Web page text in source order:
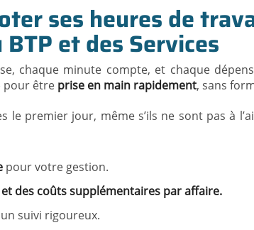
ses heures de
et des Services
chaque minute compte, et chaque
pour être prise en main rapidement, sans
le premier jour, même s’ils ne sont pas à
pour votre gestion.
des coûts supplémentaires par affaire.
suivi rigoureux.